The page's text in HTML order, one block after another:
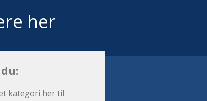
her
kategori her til